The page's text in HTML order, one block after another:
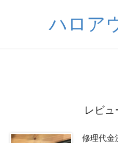
ハロア
レビュ
修理代金